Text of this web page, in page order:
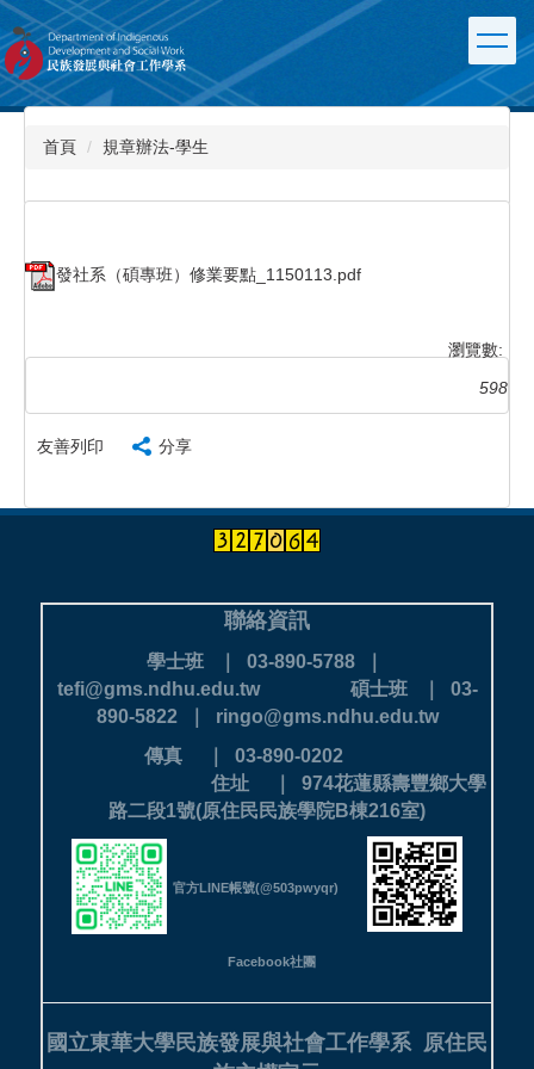
跳
到
主
要
內
首頁 規章辦法-學生
發社系（碩專班）修業要點_1150113.pdf
瀏覽數:
598
友善列印 分享
聯絡資訊
學士班 ｜ 03-890-5788 ｜
tefi@gms.ndhu.edu.tw 碩士班 ｜ 03-
890-5822 ｜ ringo@gms.ndhu.edu.tw
傳真 ｜ 03-890-0202
住址 ｜ 974花蓮縣壽豐鄉大學
路二段1號(原住民民族學院B棟216室)
官方LINE帳號(@503pwyqr)
Facebook社團
國立東華大學民族發展與社會工作學系 原住民